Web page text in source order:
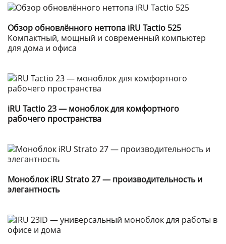
Обзор обновлённого неттопа iRU Tactio 525
Компактный, мощный и современный компьютер
для дома и офиса
iRU Tactio 23 — моноблок для комфортного
рабочего пространства
Моноблок iRU Strato 27 — производительность и
элегантность